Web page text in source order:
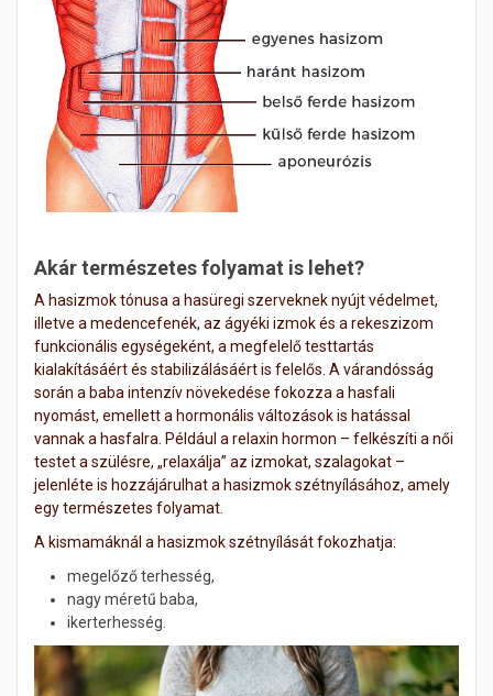
Akár természetes folyamat is lehet?
A hasizmok tónusa a hasüregi szerveknek nyújt védelmet,
illetve a medencefenék, az ágyéki izmok és a rekeszizom
funkcionális egységeként, a megfelelő testtartás
kialakításáért és stabilizálásáért is felelős. A várandósság
során a baba intenzív növekedése fokozza a hasfali
nyomást, emellett a hormonális változások is hatással
vannak a hasfalra. Például a relaxin hormon – felkészíti a női
testet a szülésre, „relaxálja” az izmokat, szalagokat –
jelenléte is hozzájárulhat a hasizmok szétnyílásához, amely
egy természetes folyamat.
A kismamáknál a hasizmok szétnyílását fokozhatja:
megelőző terhesség,
nagy méretű baba,
ikerterhesség.